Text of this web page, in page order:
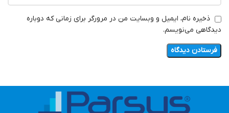
ذخیره نام، ایمیل و وبسایت من در مرورگر برای زمانی که دوباره
دیدگاهی می‌نویسم.